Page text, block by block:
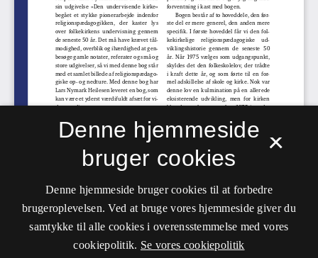
×
Denne hjemmeside
bruger cookies
Denne hjemmeside bruger cookies til at forbedre
brugeroplevelsen. Ved at bruge vores hjemmeside giver du
samtykke til alle cookies i overensstemmelse med vores
cookiepolitik. Se vores cookiepolitik